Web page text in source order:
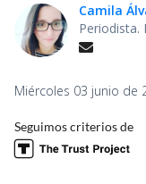
Camila
Periodista.
Miércoles 03 junio de
Seguimos criterios de